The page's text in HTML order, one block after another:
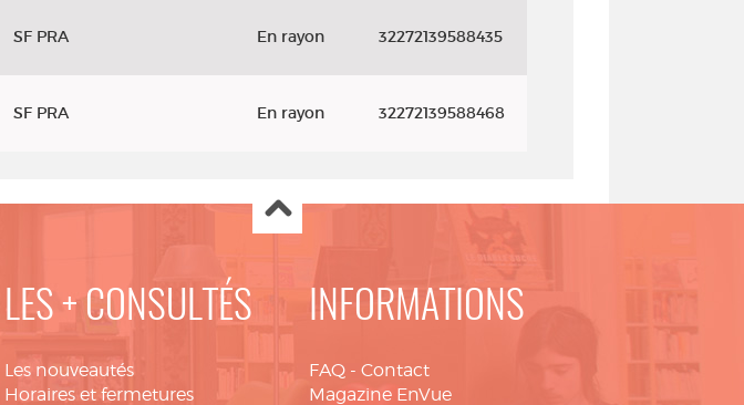
SF PRA En rayon 32272139588435
SF PRA En rayon 32272139588468
LES + CONSULTÉS
Les nouveautés
Horaires et fermetures
INFORMATIONS
FAQ - Contact
Magazine EnVue